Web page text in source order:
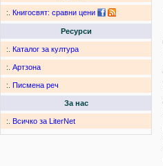
:. Книгосвят: сравни цени
Ресурси
:. Каталог за култура
:. Артзона
:. Писмена реч
За нас
:. Всичко за LiterNet